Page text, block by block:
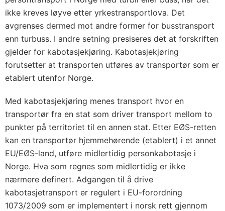
ikke kreves løyve etter yrkestransportlova. Det
avgrenses dermed mot andre former for busstransport
enn turbuss. I andre setning presiseres det at forskriften
gjelder for kabotasjekjøring. Kabotasjekjøring
forutsetter at transporten utføres av transportør som er
etablert utenfor Norge.
Med kabotasjekjøring menes transport hvor en
transportør fra en stat som driver transport mellom to
punkter på territoriet til en annen stat. Etter EØS-retten
kan en transportør hjemmehørende (etablert) i et annet
EU/EØS-land, utføre midlertidig personkabotasje i
Norge. Hva som regnes som midlertidig er ikke
nærmere definert. Adgangen til å drive
kabotasjetransport er regulert i EU-forordning
1073/2009 som er implementert i norsk rett gjennom